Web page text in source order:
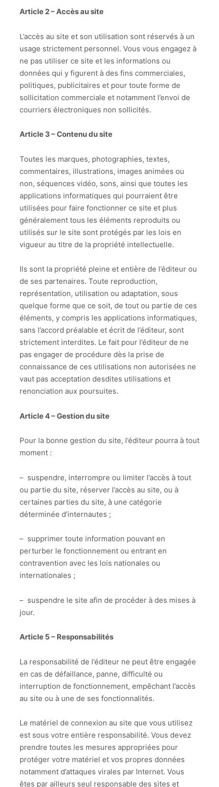
Article 2 – Accès au site
L’accès au site et son utilisation sont réservés à un
usage strictement personnel. Vous vous engagez à
ne pas utiliser ce site et les informations ou
données qui y figurent à des fins commerciales,
politiques, publicitaires et pour toute forme de
sollicitation commerciale et notamment l’envoi de
courriers électroniques non sollicités.
Article 3 – Contenu du site
Toutes les marques, photographies, textes,
commentaires, illustrations, images animées ou
non, séquences vidéo, sons, ainsi que toutes les
applications informatiques qui pourraient être
utilisées pour faire fonctionner ce site et plus
généralement tous les éléments reproduits ou
utilisés sur le site sont protégés par les lois en
vigueur au titre de la propriété intellectuelle.
Ils sont la propriété pleine et entière de l’éditeur ou
de ses partenaires. Toute reproduction,
représentation, utilisation ou adaptation, sous
quelque forme que ce soit, de tout ou partie de ces
éléments, y compris les applications informatiques,
sans l’accord préalable et écrit de l’éditeur, sont
strictement interdites. Le fait pour l’éditeur de ne
pas engager de procédure dès la prise de
connaissance de ces utilisations non autorisées ne
vaut pas acceptation desdites utilisations et
renonciation aux poursuites.
Article 4 – Gestion du site
Pour la bonne gestion du site, l’éditeur pourra à tout
moment :
– suspendre, interrompre ou limiter l’accès à tout
ou partie du site, réserver l’accès au site, ou à
certaines parties du site, à une catégorie
déterminée d’internautes ;
– supprimer toute information pouvant en
perturber le fonctionnement ou entrant en
contravention avec les lois nationales ou
internationales ;
– suspendre le site afin de procéder à des mises à
jour.
Article 5 – Responsabilités
La responsabilité de l’éditeur ne peut être engagée
en cas de défaillance, panne, difficulté ou
interruption de fonctionnement, empêchant l’accès
au site ou à une de ses fonctionnalités.
Le matériel de connexion au site que vous utilisez
est sous votre entière responsabilité. Vous devez
prendre toutes les mesures appropriées pour
protéger votre matériel et vos propres données
notamment d’attaques virales par Internet. Vous
êtes par ailleurs seul responsable des sites et